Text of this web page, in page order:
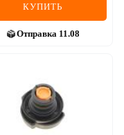
КУПИТЬ
Отправка 11.08